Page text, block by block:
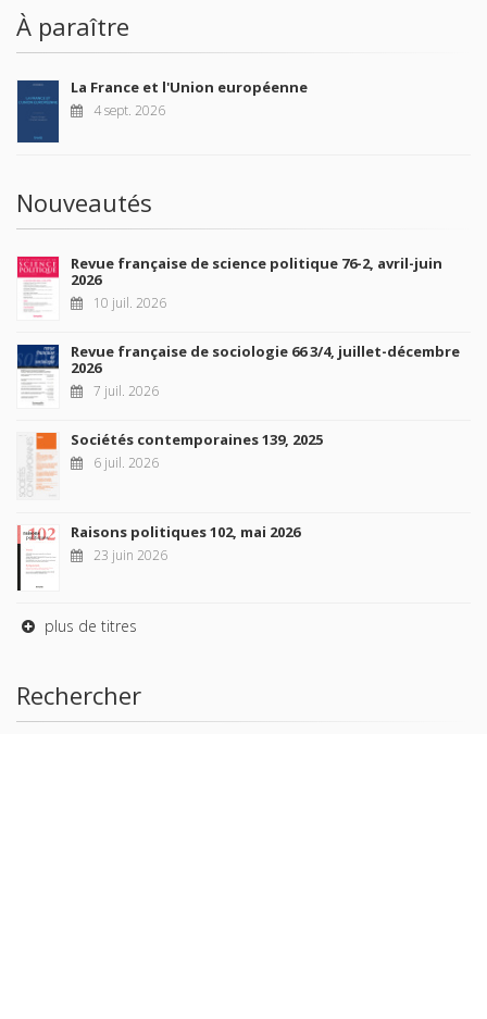
À paraître
La France et l'Union européenne
4 sept. 2026
Nouveautés
Revue française de science politique 76-2, avril-juin
2026
10 juil. 2026
Revue française de sociologie 66 3/4, juillet-décembre
2026
7 juil. 2026
Sociétés contemporaines 139, 2025
6 juil. 2026
Raisons politiques 102, mai 2026
23 juin 2026
plus de titres
Rechercher